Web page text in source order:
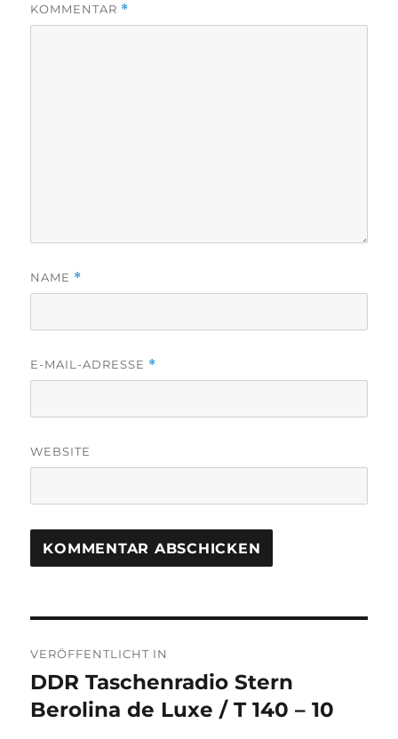
KOMMENTAR *
NAME *
E-MAIL-ADRESSE *
WEBSITE
VERÖFFENTLICHT IN
DDR Taschenradio Stern
Berolina de Luxe / T 140 – 10